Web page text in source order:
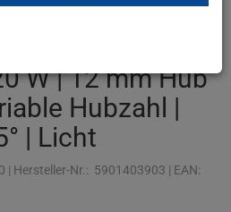
W | 12 mm Hub
Hubzahl |
| Licht
| Hersteller-Nr.: 5901403903 | EAN: